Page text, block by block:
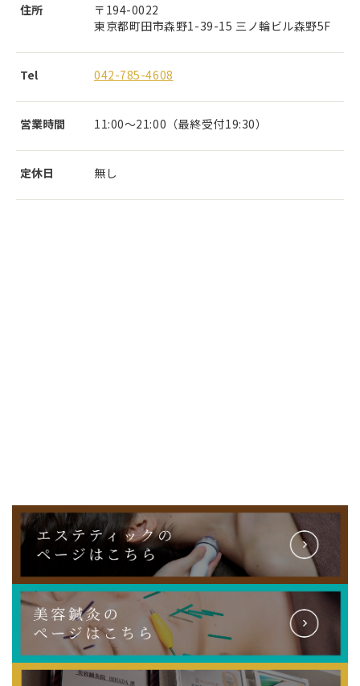
住所
〒194-0022
東京都町田市森野1-39-15 三ノ輪ビル森野5F
Tel 042-785-4608
営業時間 11:00～21:00（最終受付19:30）
定休日 無し